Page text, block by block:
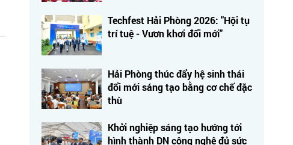
Techfest Hải Phòng 2026: "Hội tụ
trí tuệ - Vươn khơi đổi mới"
Hải Phòng thúc đẩy hệ sinh thái
đổi mới sáng tạo bằng cơ chế đặc
thù
Khởi nghiệp sáng tạo hướng tới
hình thành DN công nghệ đủ sức